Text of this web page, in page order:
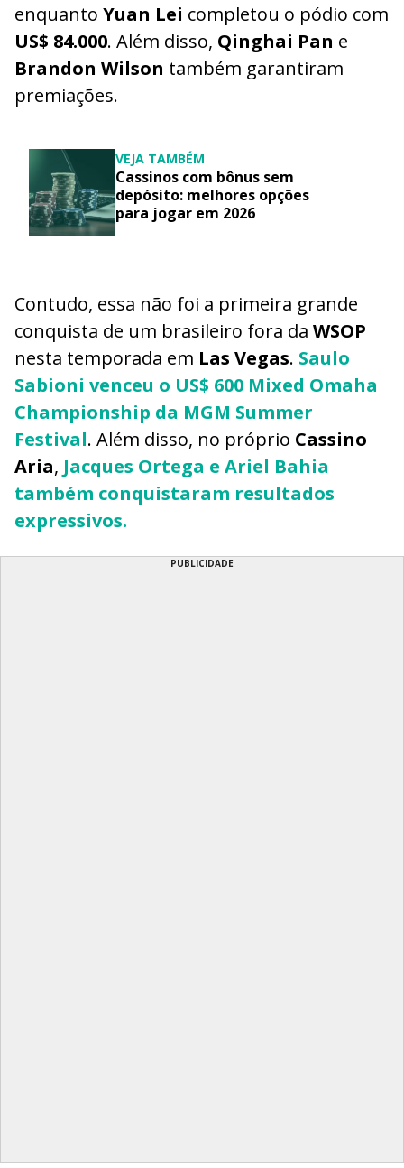
enquanto Yuan Lei completou o pódio com
US$ 84.000. Além disso, Qinghai Pan e
Brandon Wilson também garantiram
premiações.
VEJA TAMBÉM
Cassinos com bônus sem
depósito: melhores opções
para jogar em 2026
Contudo, essa não foi a primeira grande
conquista de um brasileiro fora da WSOP
nesta temporada em Las Vegas. Saulo
Sabioni venceu o US$ 600 Mixed Omaha
Championship da MGM Summer
Festival. Além disso, no próprio Cassino
Aria, Jacques Ortega e Ariel Bahia
também conquistaram resultados
expressivos.
PUBLICIDADE